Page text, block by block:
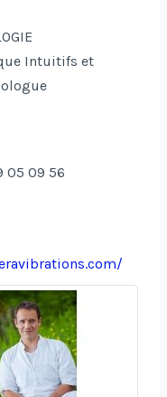
Intuitifs et
05 09 56